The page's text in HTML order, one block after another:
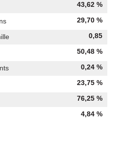
43,62 %
29,70 %
0,85
50,48 %
0,24 %
23,75 %
76,25 %
4,84 %